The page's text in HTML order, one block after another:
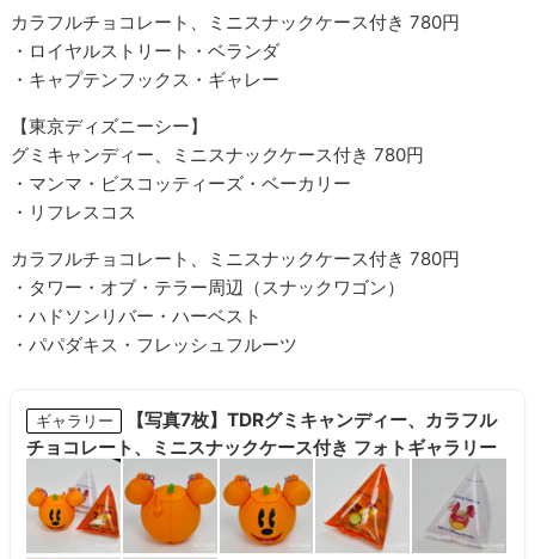
カラフルチョコレート、ミニスナックケース付き 780円
・ロイヤルストリート・ベランダ
・キャプテンフックス・ギャレー
【東京ディズニーシー】
グミキャンディー、ミニスナックケース付き 780円
・ マンマ・ビスコッティーズ・ベーカリー
・リフレスコス
カラフルチョコレート、ミニスナックケース付き 780円
・タワー・オブ・テラー周辺（スナックワゴン）
・ハドソンリバー・ハーベスト
・パパダキス・フレッシュフルーツ
ギャラリー
【写真7枚】TDRグミキャンディー、カラフル
チョコレート、ミニスナックケース付き フォトギャラリー